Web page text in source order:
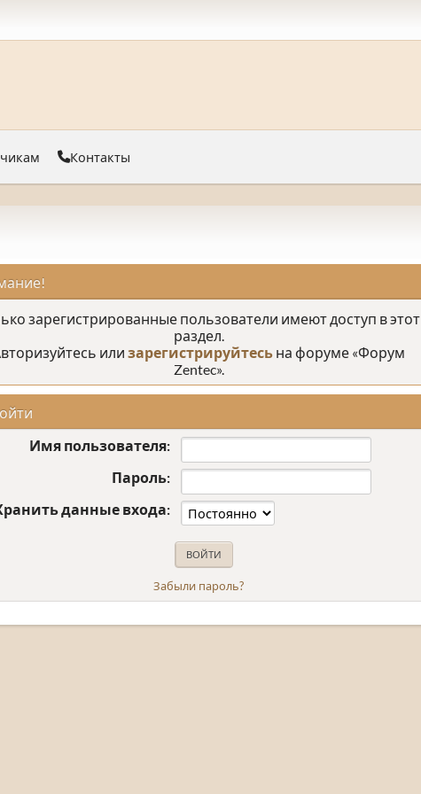
Контакты
зарегистрированные пользователи имеют доступ в этот
раздел.
или зарегистрируйтесь на форуме «Форум
Zentec».
Имя пользователя:
Пароль:
данные входа:
Забыли пароль?